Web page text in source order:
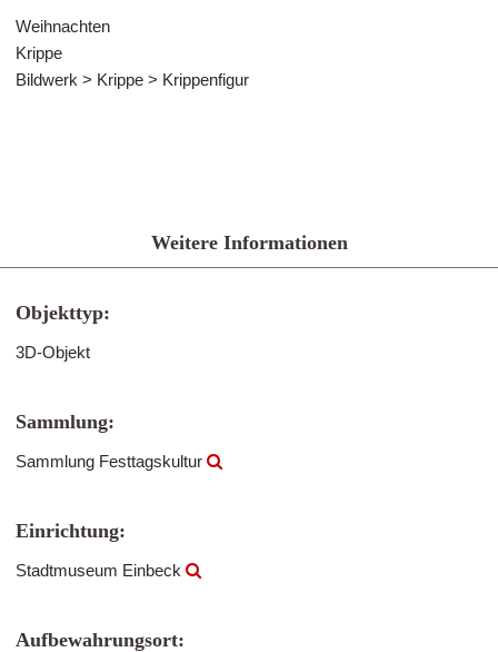
Weihnachten
Krippe
Bildwerk > Krippe > Krippenfigur
Weitere Informationen
Objekttyp:
3D-Objekt
Sammlung:
Sammlung Festtagskultur
Einrichtung:
Stadtmuseum Einbeck
Aufbewahrungsort: